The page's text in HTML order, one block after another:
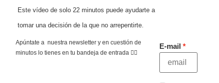
Este vídeo de solo 22 minutos puede ayudarte a
tomar una decisión de la que no arrepentirte.
Apúntate a nuestra newsletter y en cuestión de
minutos lo tienes en tu bandeja de entrada 👇🏻
E-mail